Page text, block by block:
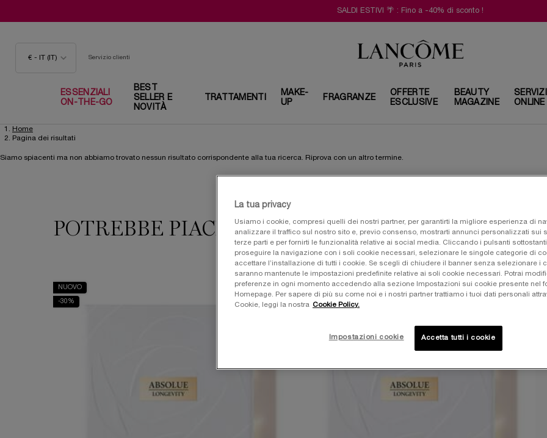
SALDI ESTIVI 🌴 : Fino a -40% di sconto !
€ - IT (IT) Servizio clienti
ESSENZIALI
ON-THE-GO
BEST
SELLER E
NOVITÀ
TRATTAMENTI
MAKE-
UP
FRAGRANZE
OFFERTE
ESCLUSIVE
BEAUTY
MAGAZINE
SERVIZI
ONLINE
Contenuto principale
Home
Pagina dei risultati
Siamo spiacenti ma non abbiamo trovato nessun risultato corrispondente alla tua ricerca. Riprova con un altro termine.
POTREBBE PIACERTI
NUOVO
-30%
NOVITÀ
-30%
La tua privacy
Usiamo i cookie, compresi quelli dei nostri partner, per garantirti la migliore esperienza di
analizzare il traffico sul nostro sito e, previo consenso, mostrarti annunci personalizzati sui
terze parti e per fornirti le funzionalità relative ai social media. Cliccando i pulsanti
proseguire la navigazione con i soli cookie necessari, selezionare le singole categorie di
accettare l’installazione di tutti i cookie. Se scegli di chiudere il banner senza selezionare i
saranno mantenute le impostazioni predefinite relative ai soli cookie necessari. Potrai
preferenze in ogni momento accedendo alla sezione Impostazioni sui cookie presente nel
Homepage. Per sapere di più su come noi e i nostri partner trattiamo i tuoi dati personali
Cookie, leggi la nostra
Cookie Policy.
Impostazioni cookie Accetta tutti i cookie